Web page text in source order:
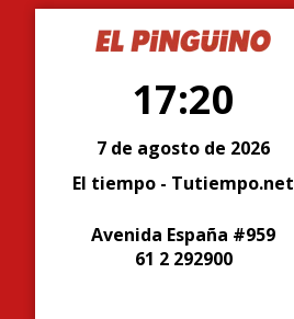
17:20
7 de agosto de 2026
El tiempo - Tutiempo.net
Avenida España #959
61 2 292900